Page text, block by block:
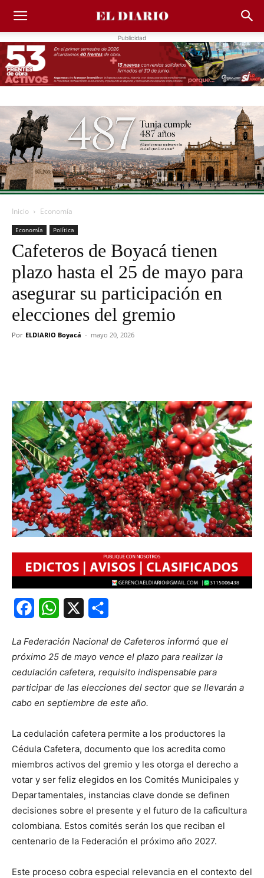
Publicidad
Inicio Economía
Economía Política
Cafeteros de Boyacá tienen
plazo hasta el 25 de mayo para
asegurar su participación en
elecciones del gremio
Por ELDIARIO Boyacá - mayo 20, 2026
FacebookWhatsApp
La Federación Nacional de Cafeteros informó que el
próximo 25 de mayo vence el plazo para realizar la
cedulación cafetera, requisito indispensable para
participar de las elecciones del sector que se llevarán a
cabo en septiembre de este año.
La cedulación cafetera permite a los productores la
Cédula Cafetera, documento que los acredita como
miembros activos del gremio y les otorga el derecho a
votar y ser feliz elegidos en los Comités Municipales y
Departamentales, instancias clave donde se definen
decisiones sobre el presente y el futuro de la caficultura
colombiana. Estos comités serán los que reciban el
centenario de la Federación el próximo año 2027.
Este proceso cobra especial relevancia en el contexto del